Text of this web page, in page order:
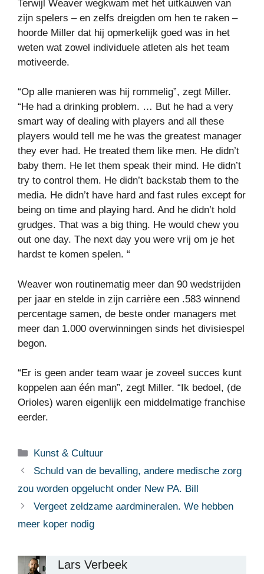
Terwijl Weaver wegkwam met het uitkauwen van
zijn spelers – en zelfs dreigden om hen te raken –
hoorde Miller dat hij opmerkelijk goed was in het
weten wat zowel individuele atleten als het team
motiveerde.
“Op alle manieren was hij rommelig”, zegt Miller.
“He had a drinking problem. … But he had a very
smart way of dealing with players and all these
players would tell me he was the greatest manager
they ever had. He treated them like men. He didn’t
baby them. He let them speak their mind. He didn’t
try to control them. He didn’t backstab them to the
media. He didn’t have hard and fast rules except for
being on time and playing hard. And he didn’t hold
grudges. That was a big thing. He would chew you
out one day. The next day you were vrij om je het
hardst te komen spelen. “
Weaver won routinematig meer dan 90 wedstrijden
per jaar en stelde in zijn carrière een .583 winnend
percentage samen, de beste onder managers met
meer dan 1.000 overwinningen sinds het divisiespel
begon.
“Er is geen ander team waar je zoveel succes kunt
koppelen aan één man”, zegt Miller. “Ik bedoel, (de
Orioles) waren eigenlijk een middelmatige franchise
eerder.
Categorieën
Kunst & Cultuur
Schuld van de bevalling, andere medische zorg
zou worden opgelucht onder New PA. Bill
Vergeet zeldzame aardmineralen. We hebben
meer koper nodig
Lars Verbeek